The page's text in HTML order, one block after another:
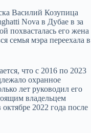
Василий Козупица
Nova в Дубае в за
похвасталась его жена
семья мэра переехала в
что с 2016 по 2023
охранное
лет руководил его
владельцем
2022 года после